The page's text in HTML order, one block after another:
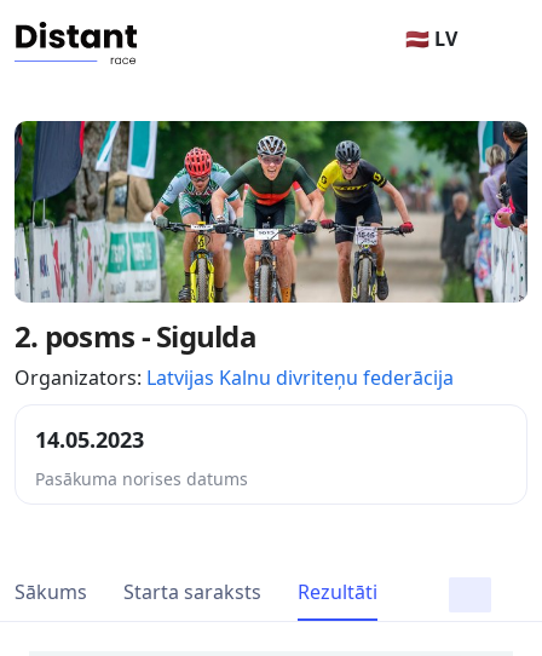
🇱🇻 LV
2. posms - Sigulda
Organizators: Latvijas Kalnu divriteņu federācija
14.05.2023
Pasākuma norises datums
Sākums Starta saraksts Rezultāti